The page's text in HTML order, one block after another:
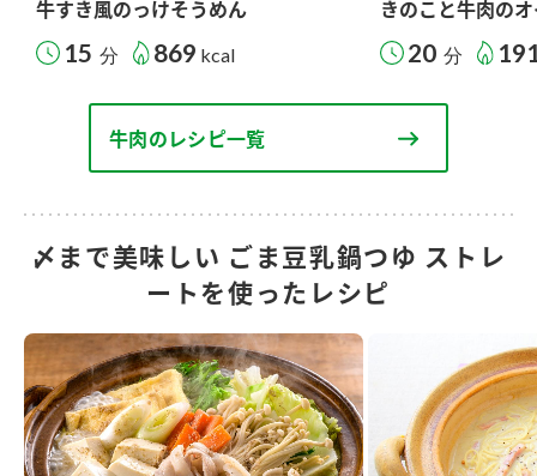
牛すき風のっけそうめん
15 分 869 kcal
きのこと牛肉の
20 分
牛肉のレシピ一覧
〆まで美味しい ごま豆乳鍋つゆ ストレ
ートを使ったレシピ